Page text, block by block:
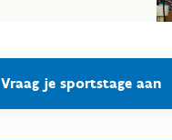
Vraag je sportstage aan